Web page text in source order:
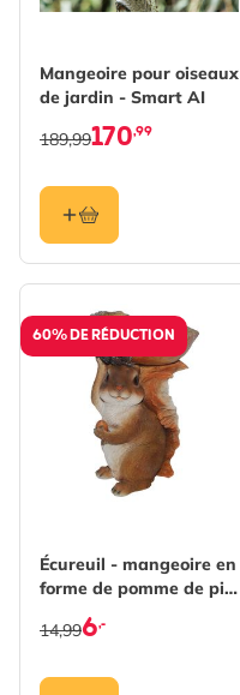
Mangeoire pour oiseaux
de jardin - Smart AI
170,99
189,99
60% DE RÉDUCTION
Écureuil - mangeoire en
forme de pomme de pin
- Polystone
6,-
14,99